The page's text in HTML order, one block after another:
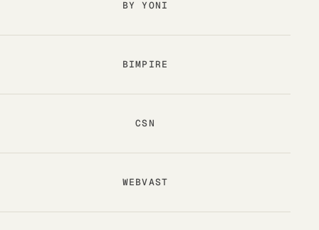
BY YONI
BIMPIRE
CSN
WEBVAST